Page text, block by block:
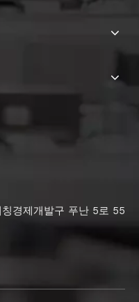
경제개발구 푸난 5로 55